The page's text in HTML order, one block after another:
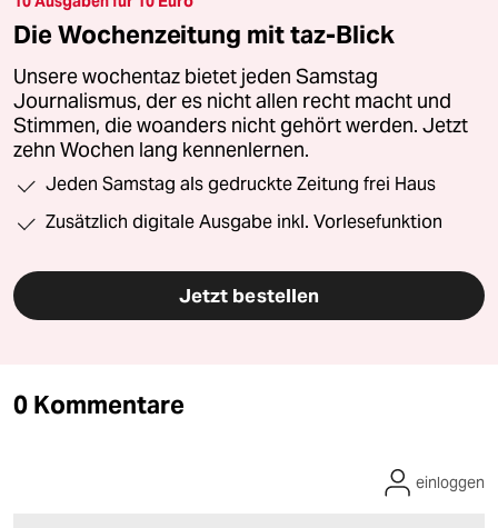
Die Wochenzeitung mit taz-Blick
Unsere wochentaz bietet jeden Samstag
Journalismus, der es nicht allen recht macht und
Stimmen, die woanders nicht gehört werden. Jetzt
zehn Wochen lang kennenlernen.
Jeden Samstag als gedruckte Zeitung frei Haus
Zusätzlich digitale Ausgabe inkl. Vorlesefunktion
Jetzt bestellen
0 Kommentare
einloggen